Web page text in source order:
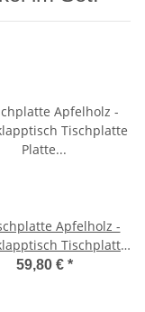
Apfelholz -
Tischplatte
Holzplatte B45 x T31
59,80 € *